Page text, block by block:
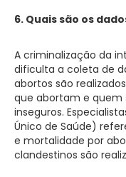
6. Quais são os
A criminalização da
dificulta a coleta de
abortos são
que abortam e quem
inseguros.
Único de Saúde)
e mortalidade por
clandestinos são